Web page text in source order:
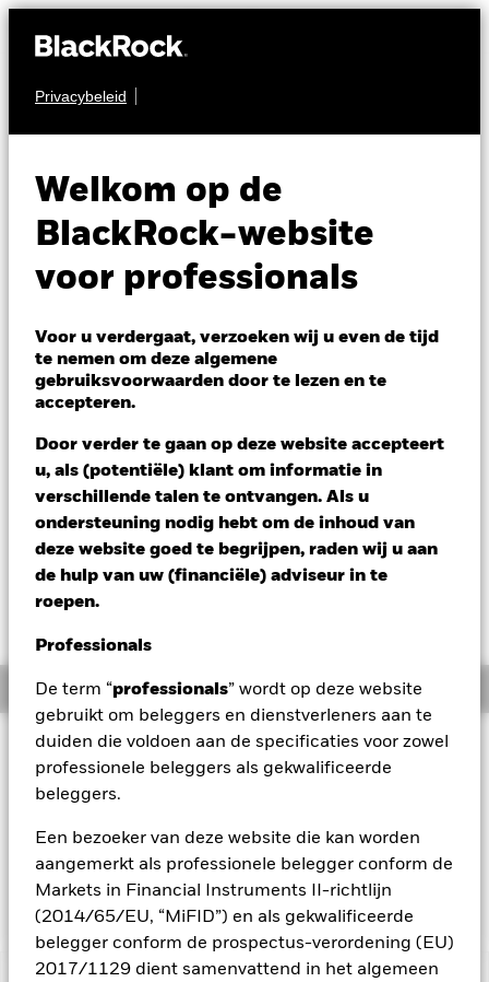
Privacybeleid
Welkom op de
BlackRock-website
voor professionals
Voor u verdergaat, verzoeken wij u even de tijd
te nemen om deze algemene
gebruiksvoorwaarden door te lezen en te
accepteren.
Door verder te gaan op deze website accepteert
u, als (potentiële) klant om informatie in
verschillende talen te ontvangen. Als u
ondersteuning nodig hebt om de inhoud van
deze website goed te begrijpen, raden wij u aan
de hulp van uw (financiële) adviseur in te
roepen.
Professionals
De term “professionals” wordt op deze website
gebruikt om beleggers en dienstverleners aan te
duiden die voldoen aan de specificaties voor zowel
professionele beleggers als gekwalificeerde
beleggers.
Een bezoeker van deze website die kan worden
aangemerkt als professionele belegger conform de
Markets in Financial Instruments II-richtlijn
(2014/65/EU, “MiFID”) en als gekwalificeerde
belegger conform de prospectus-verordening (EU)
2017/1129 dient samenvattend in het algemeen
AANDELEN
Japan Equity Index
Fund (LU)
USD 171,28
Variatie 52wk: 140,12 - 171,28
Verandering NAV 1 dag per 07/aug/2026
USD 0,51 (0,30%)
Morningstar Rating
Overzicht
Beleggingsdoel
Het Fonds streeft naar een rendement op uw belegging, door
een combinatie van kapitaalgroei en opbrengsten op de
van de MSCI Pacific ex-Japan-index, de benchmark van het
Fonds. Voor zover mogelijk en uitvoerbaar, belegt het fonds
in de aandelen die deel uitmaken van de benchmarkindex.